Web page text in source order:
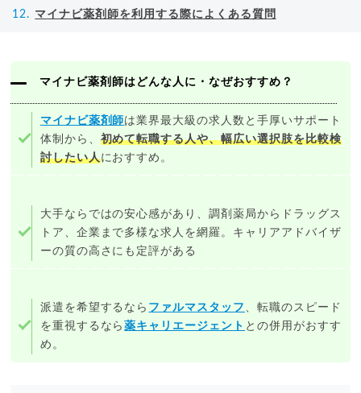
マイナビ薬剤師を利用する際によくある質問
マイナビ薬剤師はどんな人に・なぜおすすめ？
マイナビ薬剤師は業界最大級の求人数と手厚いサポート
体制から、 初めて転職する人や、幅広い選択肢を比較検
討したい人におすすめ。
大手ならではの安心感があり、調剤薬局からドラッグス
トア、企業まで多様な求人を網羅。キャリアアドバイザ
ーの質の高さにも定評がある
派遣を希望するなら ファルマスタッフ 、転職のスピード
を重視するなら薬キャリエージェント との併用がおすす
め。